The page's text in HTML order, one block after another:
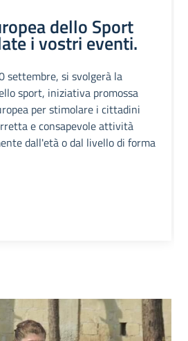
dello Sport
i vostri eventi.
settembre, si svolgerà la
sport, iniziativa promossa
per stimolare i cittadini
e consapevole attività
dall'età o dal livello di forma